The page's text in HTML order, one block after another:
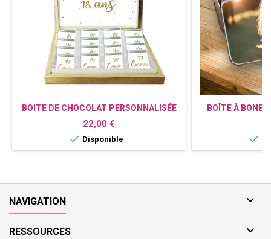
BOITE DE CHOCOLAT PERSONNALISÉE
COURONNE
Prix
22,00 €
 Disponible
BOÎTE À

NAVIGATION 
RESSOURCES 